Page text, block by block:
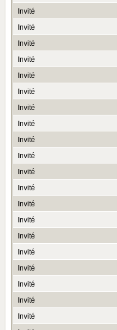
Invité
Invité
Invité
Invité
Invité
Invité
Invité
Invité
Invité
Invité
Invité
Invité
Invité
Invité
Invité
Invité
Invité
Invité
Invité
Invité